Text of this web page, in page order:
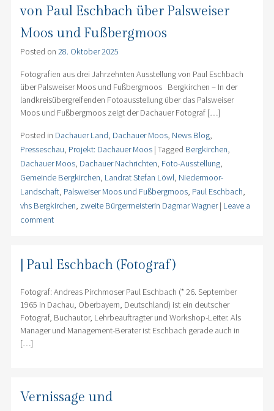
von Paul Eschbach über Palsweiser
Moos und Fußbergmoos
Posted on 28. Oktober 2025
Fotografien aus drei Jahrzehnten Ausstellung von Paul Eschbach
über Palsweiser Moos und Fußbergmoos Bergkirchen – In der
landkreisübergreifenden Fotoausstellung über das Palsweiser
Moos und Fußbergmoos zeigt der Dachauer Fotograf […]
Posted in Dachauer Land, Dachauer Moos, News Blog,
Presseschau, Projekt: Dachauer Moos | Tagged Bergkirchen,
Dachauer Moos, Dachauer Nachrichten, Foto-Ausstellung,
Gemeinde Bergkirchen, Landrat Stefan Löwl, Niedermoor-
Landschaft, Palsweiser Moos und Fußbergmoos, Paul Eschbach,
vhs Bergkirchen, zweite Bürgermeisterin Dagmar Wagner | Leave a
comment
| Paul Eschbach (Fotograf)
Fotograf: Andreas Pirchmoser Paul Eschbach (* 26. September
1965 in Dachau, Oberbayern, Deutschland) ist ein deutscher
Fotograf, Buchautor, Lehrbeauftragter und Workshop-Leiter. Als
Manager und Management-Berater ist Eschbach gerade auch in
[…]
Vernissage und